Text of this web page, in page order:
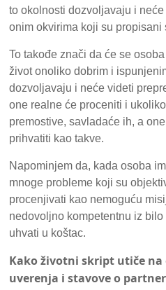
to okolnosti dozvoljavaju i
onim okvirima koji su propisani
To takođe znači da će se
život onoliko dobrim i
dozvoljavaju i neće videti
one realne će proceniti i
premostive, savladaće ih, a
prihvatiti kao takve.
Napominjem da, kada osoba
mnoge probleme koji su
procenjivati kao nemoguću
nedovoljno kompetentnu iz
uhvati u koštac.
Kako životni skript utiče na
uverenja i stavove o